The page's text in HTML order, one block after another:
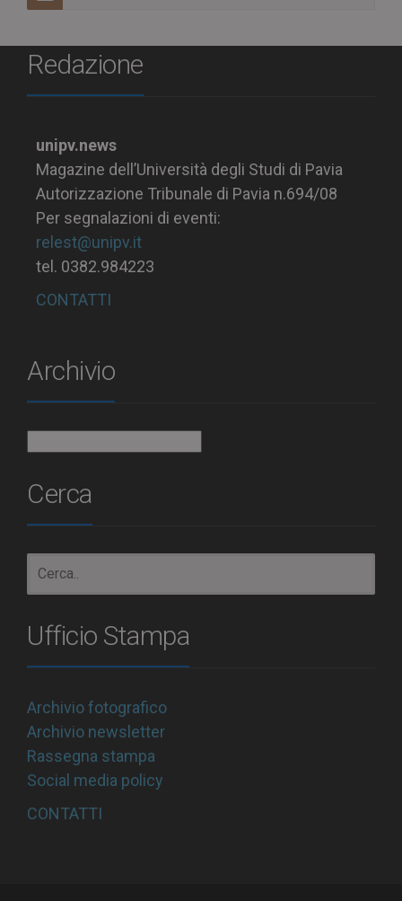
Redazione
unipv.news
Magazine dell’Università degli Studi di Pavia
Autorizzazione Tribunale di Pavia n.694/08
Per segnalazioni di eventi:
relest@unipv.it
tel. 0382.984223
CONTATTI
Archivio
Cerca
Ufficio Stampa
Archivio fotografico
Archivio newsletter
Rassegna stampa
Social media policy
CONTATTI